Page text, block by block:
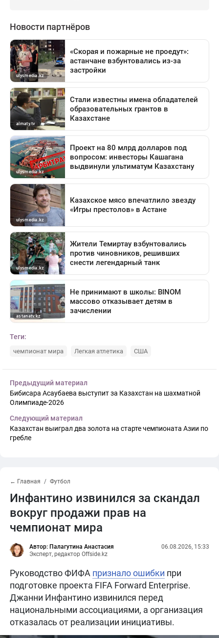
Теги:
чемпионат мира Легкая атлетика США
Предыдущий материал
Бибисара Асаубаева выступит за Казахстан на шахматной
Олимпиаде-2026
Следующий материал
Казахстан выиграл два золота на старте чемпионата Азии по
гребле
← Главная Футбол
Инфантино извинился за скандал
вокруг продажи прав на
чемпионат мира
Автор: Палагутина Анастасия
Эксперт, редактор Offside.kz
06.08.2026, 15:33
Руководство ФИФА признало ошибки при
подготовке проекта FIFA Forward Enterprise.
Джанни Инфантино извинился перед
национальными ассоциациями, а организация
отказалась от реализации инициативы.